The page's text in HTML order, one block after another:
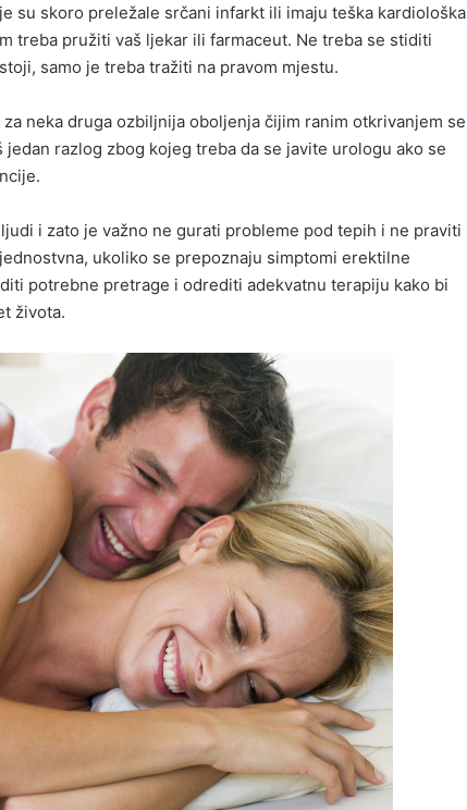
su skoro preležale srčani infarkt ili imaju teška kardiološka
treba pružiti vaš ljekar ili farmaceut. Ne treba se stiditi
samo je treba tražiti na pravom mjestu.
neka druga ozbiljnija oboljenja čijim ranim otkrivanjem se
razlog zbog kojeg treba da se javite urologu ako se
i zato je važno ne gurati probleme pod tepih i ne praviti
ukoliko se prepoznaju simptomi erektilne
potrebne pretrage i odrediti adekvatnu terapiju kako bi
života.